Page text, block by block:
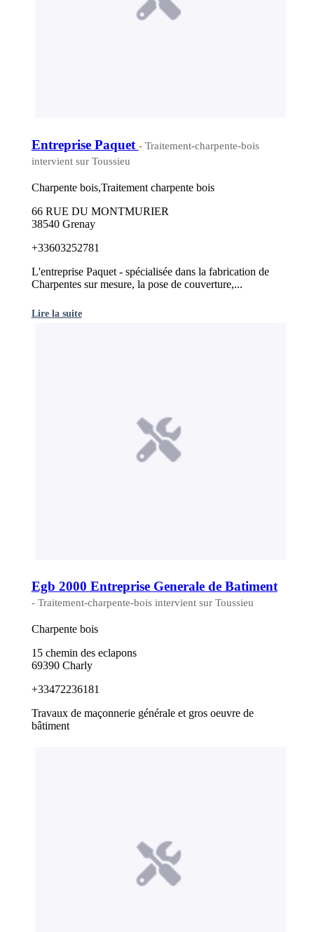
Entreprise Paquet - Traitement-charpente-bois
intervient sur Toussieu
Charpente bois,Traitement charpente bois
66 RUE DU MONTMURIER
38540 Grenay
+33603252781
L'entreprise Paquet - spécialisée dans la fabrication de
Charpentes sur mesure, la pose de couverture,...
Lire la suite
Egb 2000 Entreprise Generale de Batiment
- Traitement-charpente-bois intervient sur Toussieu
Charpente bois
15 chemin des eclapons
69390 Charly
+33472236181
Travaux de maçonnerie générale et gros oeuvre de
bâtiment